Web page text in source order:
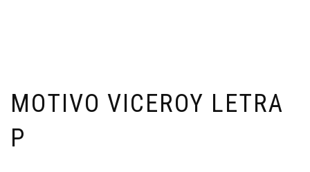
MOTIVO VICEROY LETRA
P